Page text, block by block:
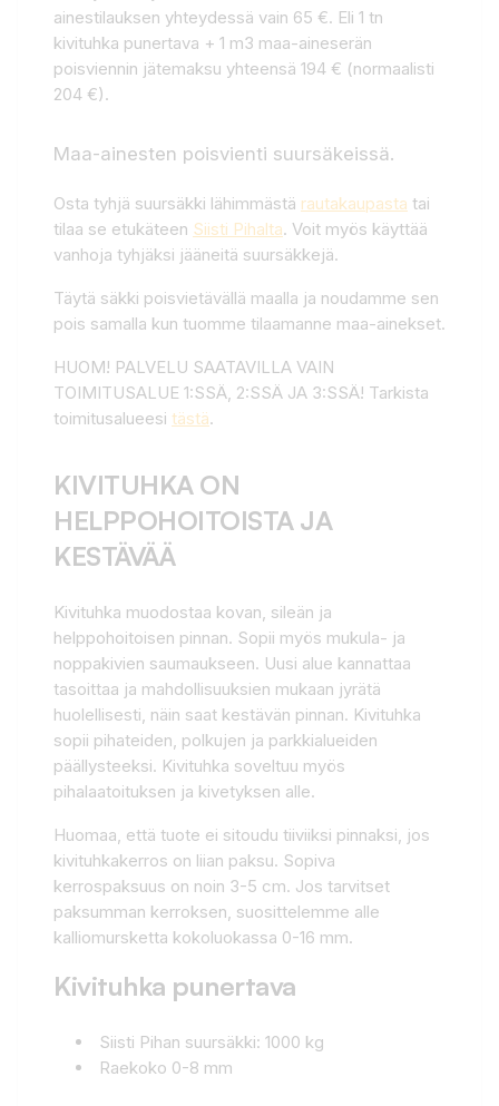
ainestilauksen yhteydessä vain 65 €. Eli 1 tn
kivituhka punertava + 1 m3 maa-aineserän
poisviennin jätemaksu yhteensä 194 € (normaalisti
204 €).
Maa-ainesten poisvienti suursäkeissä.
Osta tyhjä suursäkki lähimmästä rautakaupasta tai
tilaa se etukäteen Siisti Pihalta. Voit myös käyttää
vanhoja tyhjäksi jääneitä suursäkkejä.
Täytä säkki poisvietävällä maalla ja noudamme sen
pois samalla kun tuomme tilaamanne maa-ainekset.
HUOM! PALVELU SAATAVILLA VAIN
TOIMITUSALUE 1:SSÄ, 2:SSÄ JA 3:SSÄ! Tarkista
toimitusalueesi tästä.
KIVITUHKA ON
HELPPOHOITOISTA JA
KESTÄVÄÄ
Kivituhka muodostaa kovan, sileän ja
helppohoitoisen pinnan. Sopii myös mukula- ja
noppakivien saumaukseen. Uusi alue kannattaa
tasoittaa ja mahdollisuuksien mukaan jyrätä
huolellisesti, näin saat kestävän pinnan. Kivituhka
sopii pihateiden, polkujen ja parkkialueiden
päällysteeksi. Kivituhka soveltuu myös
pihalaatoituksen ja kivetyksen alle.
Huomaa, että tuote ei sitoudu tiiviiksi pinnaksi, jos
kivituhkakerros on liian paksu. Sopiva
kerrospaksuus on noin 3-5 cm. Jos tarvitset
paksumman kerroksen, suosittelemme alle
kalliomursketta kokoluokassa 0-16 mm.
Kivituhka punertava
Siisti Pihan suursäkki: 1000 kg
Raekoko 0-8 mm